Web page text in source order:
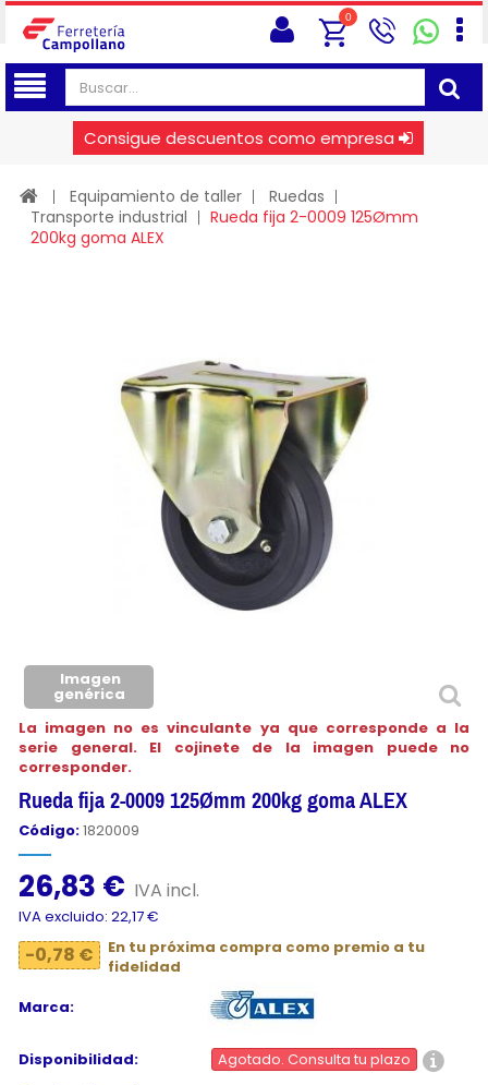
0
Consigue descuentos como empresa
Equipamiento de taller
Ruedas
Transporte industrial
Rueda fija 2-0009 125Ømm
200kg goma ALEX
Imagen
genérica
La imagen no es vinculante ya que corresponde a la
serie general. El cojinete de la imagen puede no
corresponder.
Rueda fija 2-0009 125Ømm 200kg goma ALEX
Código:1820009
26,83 € IVA incl.
IVA excluido: 22,17 €
-0,78 €
En tu próxima compra como premio a tu
fidelidad
Marca:
Disponibilidad:
Agotado. Consulta tu plazo